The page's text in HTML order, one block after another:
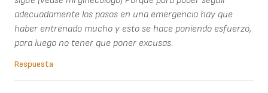
adecuadamente los pasos en una emergencia hay que
haber entrenado mucho y esto se hace poniendo esfuerzo,
para luego no tener que poner excusas.
Respuesta